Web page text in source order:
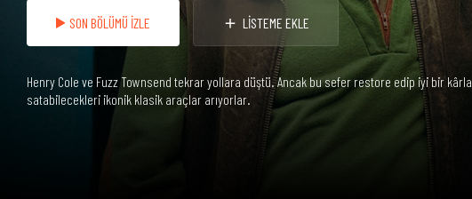
SON BÖLÜMÜ İZLE LİSTEME EKLE
Henry Cole ve Fuzz Townsend tekrar yollara düştü. Ancak bu sefer restore edip iyi bir kârla
satabilecekleri ikonik klasik araçlar arıyorlar.